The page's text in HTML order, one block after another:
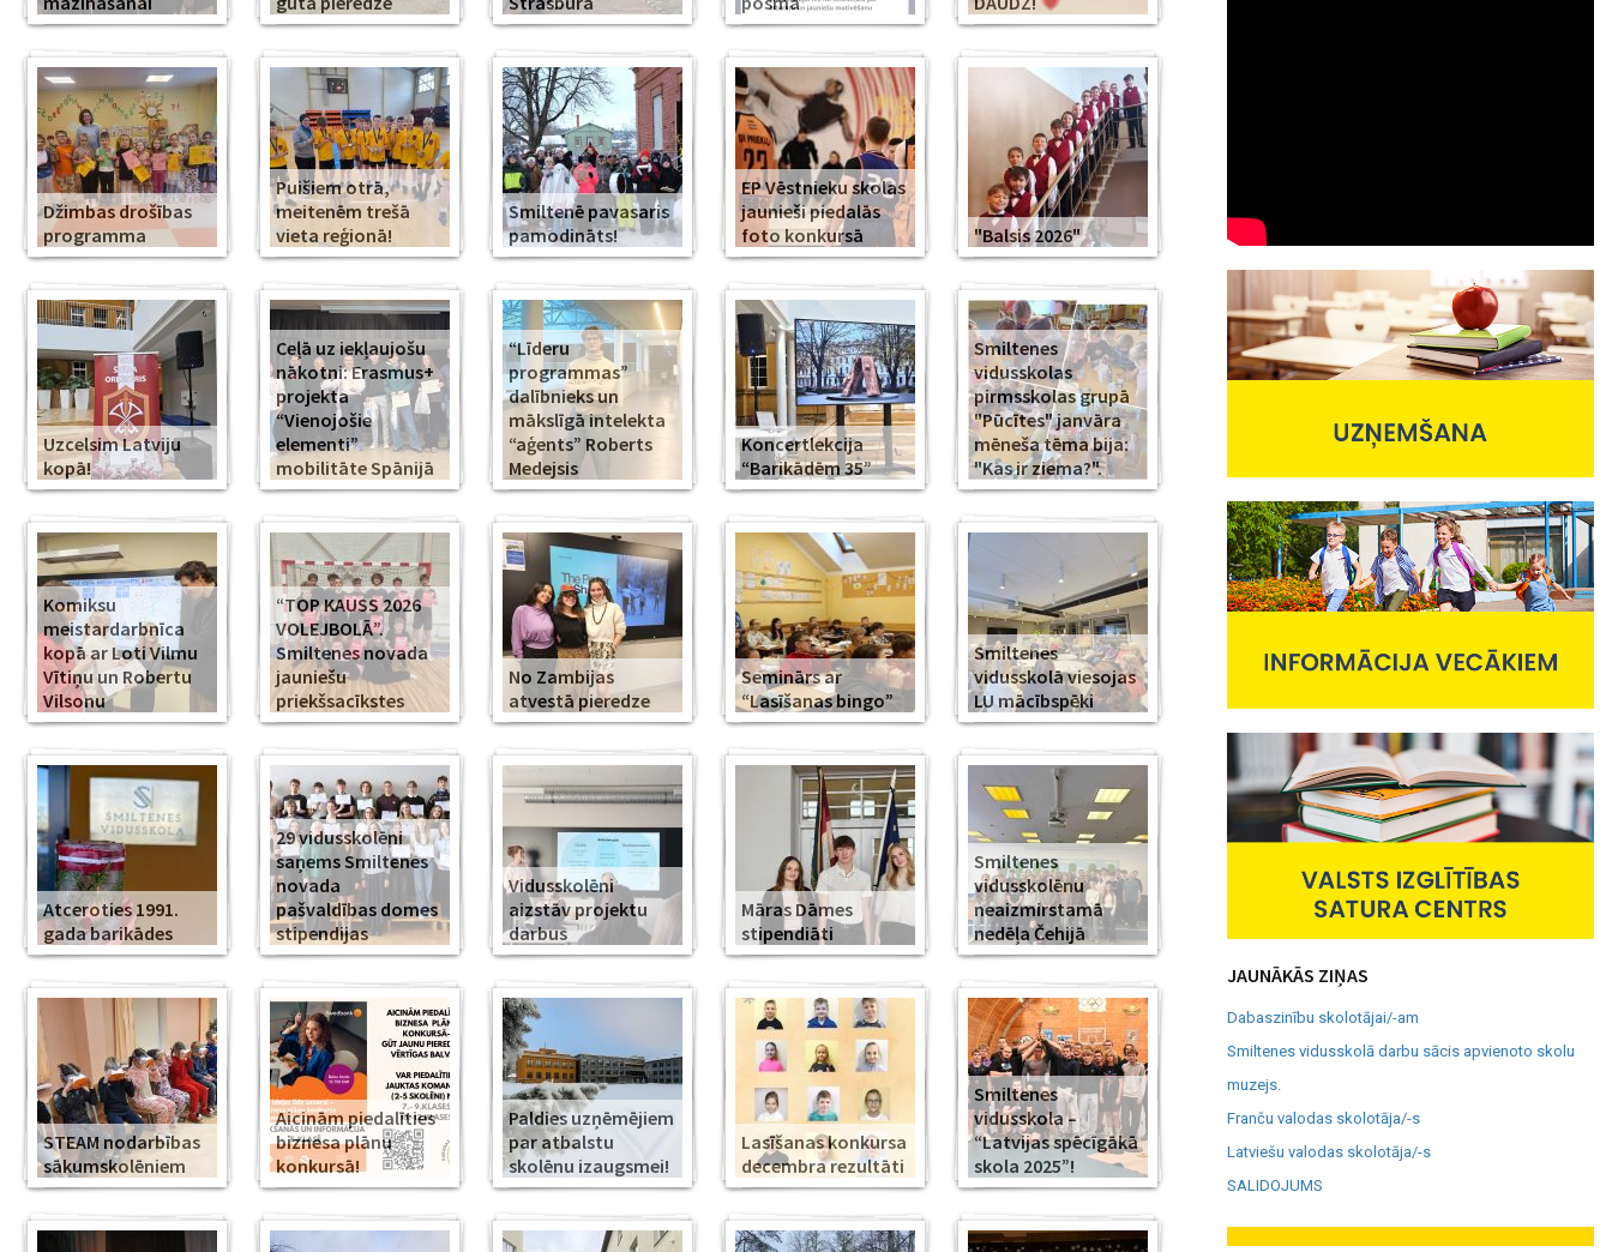
Džimbas drošības
programma
Puišiem otrā,
meitenēm trešā
vieta reģionā!
Smiltenē pavasaris
pamodināts!
EP Vēstnieku skolas
jaunieši piedalās
foto konkursā
"Balsis 2026"
Uzcelsim Latviju
kopā!
Ceļā uz iekļaujošu
nākotni: Erasmus+
projekta
“Vienojošie
elementi”
mobilitāte Spānijā
“Līderu
programmas”
dalībnieks un
mākslīgā intelekta
“aģents” Roberts
Medejsis
Koncertlekcija
“Barikādēm 35”
Smiltenes
vidusskolas
pirmsskolas grupā
"Pūcītes" janvāra
mēneša tēma bija:
"Kas ir ziema?".
Komiksu
meistardarbnīca
kopā ar Loti Vilmu
Vītiņu un Robertu
Vilsonu
“TOP KAUSS 2026
VOLEJBOLĀ”.
Smiltenes novada
jauniešu
priekšsacīkstes
No Zambijas
atvestā pieredze
Seminārs ar
“Lasīšanas bingo”
Smiltenes
vidusskolā viesojas
LU mācībspēki
Atceroties 1991.
gada barikādes
29 vidusskolēni
saņems Smiltenes
novada
pašvaldības domes
stipendijas
Vidusskolēni
aizstāv projektu
darbus
Māras Dāmes
stipendiāti
Smiltenes
vidusskolēnu
neaizmirstamā
nedēļa Čehijā
STEAM nodarbības
sākumskolēniem
Aicinām piedalīties
biznesa plānu
konkursā!
Paldies uzņēmējiem
par atbalstu
skolēnu izaugsmei!
Lasīšanas konkursa
decembra rezultāti
Smiltenes
vidusskola –
“Latvijas spēcīgākā
skola 2025”!
JAUNĀKĀS ZIŅAS
Dabaszinību skolotājai/-am
Smiltenes vidusskolā darbu sācis apvienoto skolu
muzejs.
Franču valodas skolotāja/-s
Latviešu valodas skolotāja/-s
SALIDOJUMS